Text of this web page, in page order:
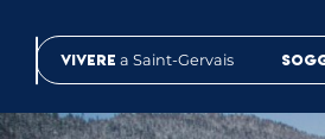
contenuVivere a Saint-Gervais